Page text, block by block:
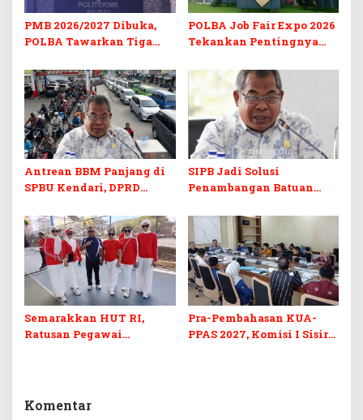
PMB 2026/2027 Dibuka,
POLBA Tawarkan Tiga
Kuliah Gratis
POLBA Job Fair Expo 2026
Tekankan Pentingnya
Digital
Antrean BBM Panjang di
SPBU Kendari, DPRD
Barcode Curang
SIPB Jadi Solusi
Penambangan Batuan
di Sultra
Semarakkan HUT RI,
Ratusan Pegawai
Pra-Pembahasan KUA-
PPAS 2027, Komisi I Sisir
Komentar